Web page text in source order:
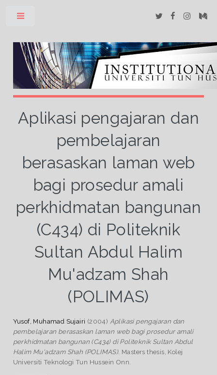
Aplikasi pengajaran dan
pembelajaran
berasaskan laman web
bagi prosedur amali
perkhidmatan bangunan
(C434) di Politeknik
Sultan Abdul Halim
Mu'adzam Shah
(POLIMAS)
Yusof, Muhamad Sujairi (2004) Aplikasi pengajaran dan
pembelajaran berasaskan laman web bagi prosedur amali
perkhidmatan bangunan (C434) di Politeknik Sultan Abdul
Halim Mu'adzam Shah (POLIMAS). Masters thesis, Kolej
Universiti Teknologi Tun Hussein Onn.